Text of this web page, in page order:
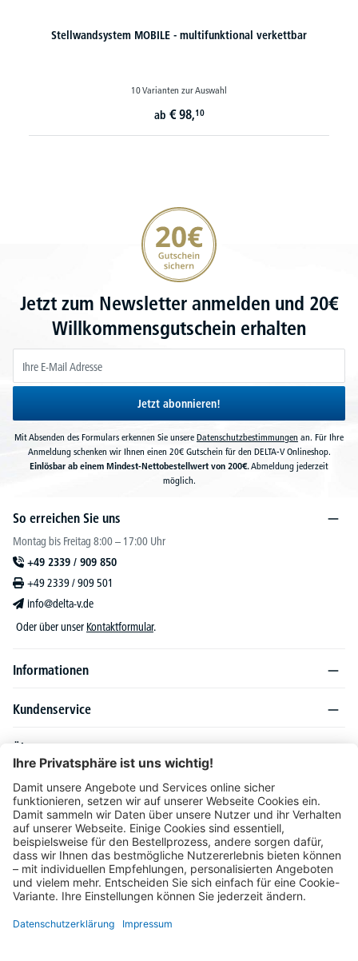
Stellwandsystem MOBILE - multifunktional verkettbar
10 Varianten zur Auswahl
ab € 98,10
20€ Gutschein sichern
Jetzt zum Newsletter anmelden und 20€
Willkommensgutschein erhalten
Jetzt abonnieren!
Mit Absenden des Formulars erkennen Sie unsere Datenschutzbestimmungen an. Für Ihre
Anmeldung schenken wir Ihnen einen 20€ Gutschein für den DELTA-V Onlineshop.
Einlösbar ab einem Mindest-Nettobestellwert von 200€.Abmeldung jederzeit
möglich.
So erreichen Sie uns
Montag bis Freitag 8:00 – 17:00 Uhr
+49 2339 / 909 850
+49 2339 / 909 501
info@delta-v.de
Oder über unser Kontaktformular.
Informationen
Kundenservice
Über DELTA-V
Produktsortiment
Ratgeber
Folgen Sie uns auch auf
Unser Angebot richtet sich ausschließlich an Industrie, Handel, Gewerbe und